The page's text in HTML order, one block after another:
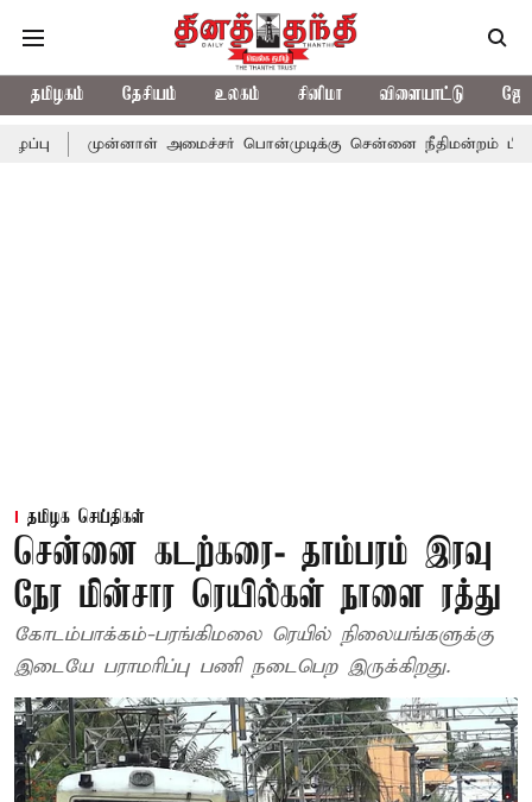
தமிழகம் தேசியம் உலகம் சினிமா விளையாட்டு
அமைச்சர் பொன்முடிக்கு சென்னை நீதிமன்றம் பிடிவாராண்ட்
தமிழக செய்திகள்
சென்னை கடற்கரை- தாம்பரம் இரவு
நேர மின்சார ரெயில்கள் நாளை ரத்து
கோடம்பாக்கம்-பரங்கிமலை ரெயில் நிலையங்களுக்கு
இடையே பராமரிப்பு பணி நடைபெற இருக்கிறது.